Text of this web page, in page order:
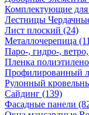
Комплектующие для
Лестницы
Лист плоский (24)
Металлочерепица
Паро-, гидро-,
Пленка
Профилированный
Рулонный
Сайдинг (139)
Фасадные панели